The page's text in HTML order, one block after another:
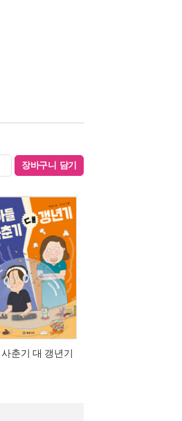
장바구니 담기
춘기 대 갱년기